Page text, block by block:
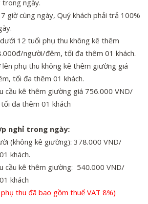
ngày.
giờ cùng ngày, Quý khách phải trả 100%
12 tuổi phụ thu không kê thêm
người/đêm, tối đa thêm 01 khách.
phụ thu không kê thêm giường giá
tối đa thêm 01 khách.
cầu kê thêm giường giá 756.000 VND/
đa thêm 01 khách
nghỉ trong ngày:
(không kê giường): 378.000 VND/
khách.
cầu kê thêm giường: 540.000 VND/
khách
thu đã bao gồm thuế VAT 8%)